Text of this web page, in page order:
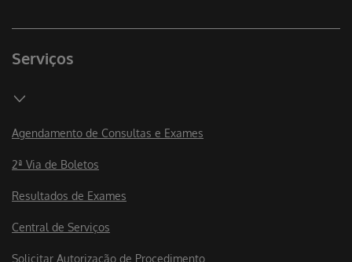
Serviços
Agendamento de Consultas e Exames
2ª Via de Boletos
Resultados de Exames
Central de Serviços
Solicitar Autorização de Procedimento